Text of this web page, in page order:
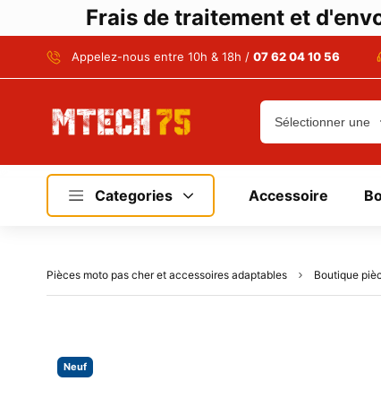
Frais de traitement et
Appelez-nous entre 10h & 18h / 07 62 04 10 56
Categories Accessoire
Pièces moto pas cher et accessoires adaptables Boutique
Neuf